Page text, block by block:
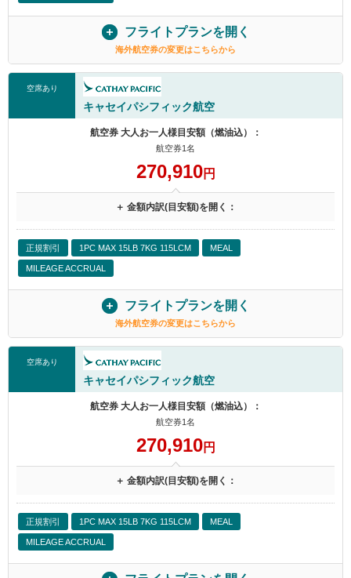
フライトプランを開く
海外航空券の変更はこちらから
空席あり
キャセイパシフィック航空
航空券 大人お一人様目安額（燃油込）：
航空券1名
270,910円
＋ 金額内訳(目安額)を開く：
正規割引 1PC MAX 15LB 7KG 115LCM MEAL
MILEAGE ACCRUAL
フライトプランを開く
海外航空券の変更はこちらから
空席あり
キャセイパシフィック航空
航空券 大人お一人様目安額（燃油込）：
航空券1名
270,910円
＋ 金額内訳(目安額)を開く：
正規割引 1PC MAX 15LB 7KG 115LCM MEAL
MILEAGE ACCRUAL